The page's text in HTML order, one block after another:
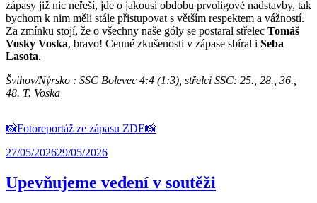
zápasy již nic neřeší, jde o jakousi obdobu prvoligové nadstavby, tak
bychom k nim měli stále přistupovat s větším respektem a vážností.
Za zmínku stojí, že o všechny naše góly se postaral střelec Tomáš
Vosky Voska, bravo! Cenné zkušenosti v zápase sbíral i Seba
Lasota.
Švihov/Nýrsko : SSC Bolevec 4:4 (1:3), střelci SSC: 25., 28., 36.,
48. T. Voska
📸Fotoreportáž ze zápasu ZDE📸
27/05/202629/05/2026
Upevňujeme vedení v soutěži